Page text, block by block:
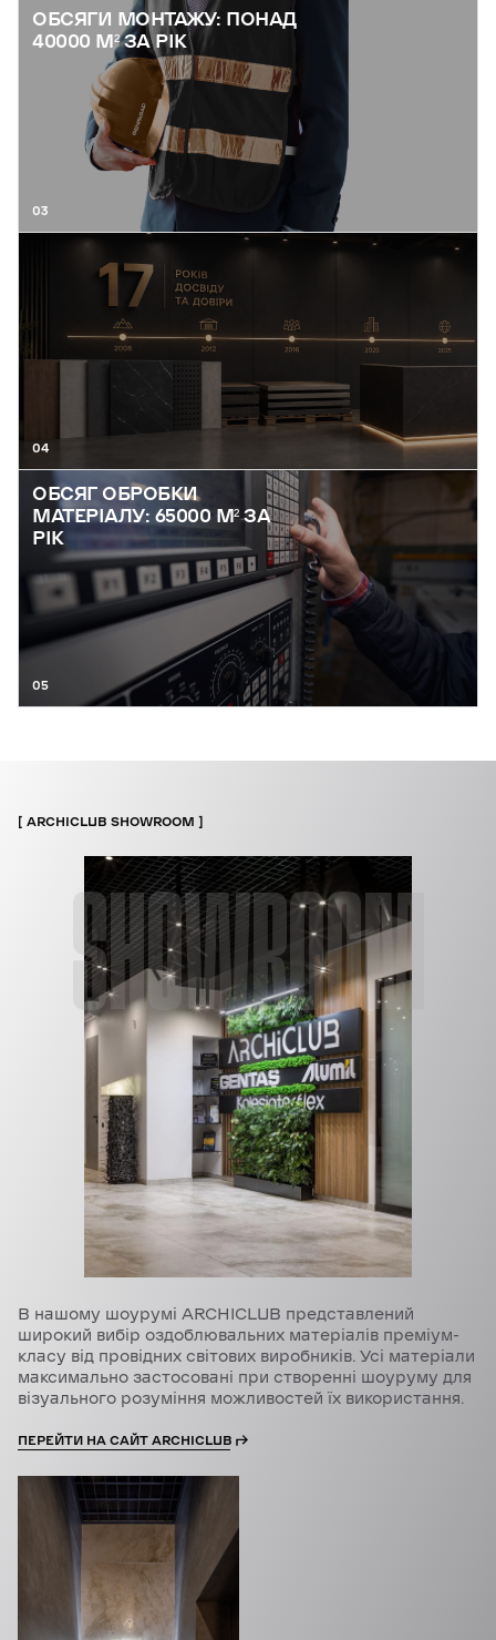
ОБСЯГИ МОНТАЖУ: ПОНАД
40000 М² ЗА РІК
03
04
ОБСЯГ ОБРОБКИ
МАТЕРІАЛУ: 65000 М² ЗА
РІК
05
SHOWROOM
ARCHICLUB SHOWROOM
В нашому шоурумі ARCHICLUB представлений
широкий вибір оздоблювальних матеріалів преміум-
класу від провідних світових виробників. Усі матеріали
максимально застосовані при створенні шоуруму для
візуального розуміння можливостей їх використання.
ПЕРЕЙТИ НА САЙТ ARCHICLUB